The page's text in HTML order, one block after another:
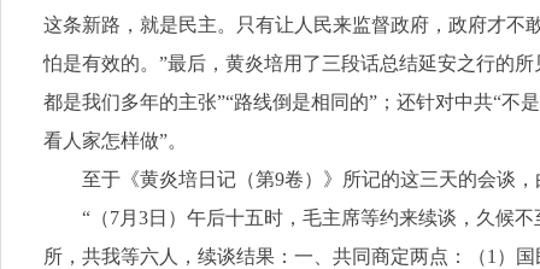
这条新路，就是民主。只有让人民来监督政府，政府才
怕是有效的。”最后，黄炎培用了三段话总结延安之行的
都是我们多年的主张”“路线倒是相同的”；还针对中共“
看人家怎样做”。
至于《黄炎培日记（第9卷）》所记的这三天的会谈
“（7月3日）午后十五时，毛主席等约来续谈，久候
所，共我等六人，续谈结果：一、共同商定两点：（1）